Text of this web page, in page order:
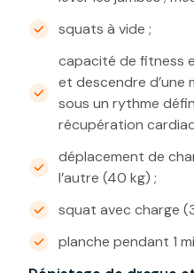
squats à vide ;
capacité de fitness
et descendre d’une
sous un rythme
récupération
déplacement de
l’autre (40 kg) ;
squat avec charge
planche pendant 1